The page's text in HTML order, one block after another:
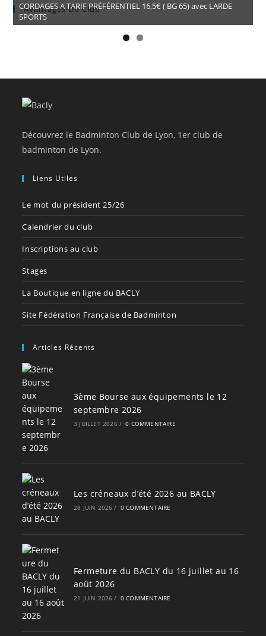
Avantages Du Club
CORDAGES A TARIF PRÉFÉRENTIEL 16,5€ ( BG 65) avec LARDE
SPORTS
Découvrez le Badminton Club de Lyon, 1er club de
badminton de Lyon.
Liens Utiles
Le mot du président 25/26
Calendrier du club
Inscriptions au club
Stages
La Boutique en ligne du BACLY
Site Fédération Française de Badminton
Articles Récents
3ème Bourse aux équipements le 12
septembre 2026
3 JUILLET 2026 / 0 COMMENTAIRE
Les créneaux d’été 2026 au BACLY
28 JUIN 2026 / 0 COMMENTAIRE
Fermeture du BACLY du 16 juillet au 16
août 2026
21 JUIN 2026 / 0 COMMENTAIRE